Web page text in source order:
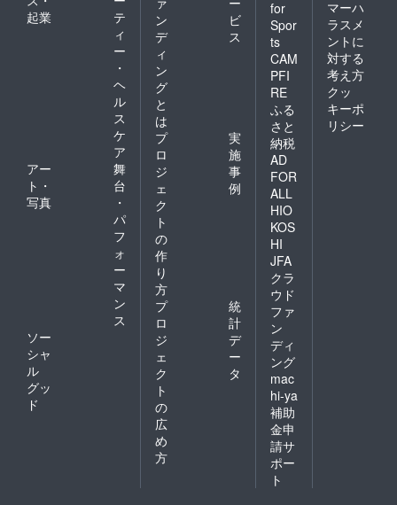
起業
テ
ィ
ー
・
ヘ
ル
ス
ケ
ア
アー
ト・
写真
舞
台
・
パ
フ
ォ
ー
マ
ン
ス
ソー
シャ
ル
グッ
ド
ン
デ
ィ
ン
グ
と
は
ビ
ス
プ
ロ
ジ
ェ
ク
ト
の
作
り
方
実
施
事
例
プ
ロ
ジ
ェ
ク
ト
の
広
め
方
統
計
デ
ー
タ
for
Spor
ts
CAM
PFI
RE
ふる
さと
納税
AD
FOR
ALL
HIO
KOS
HI
JFA
クラ
ウド
ファ
ン
ディ
ング
mac
hi-ya
補助
金申
請サ
ポー
ト
マーハ
ラスメ
ントに
対する
考え方
クッ
キーポ
リシー